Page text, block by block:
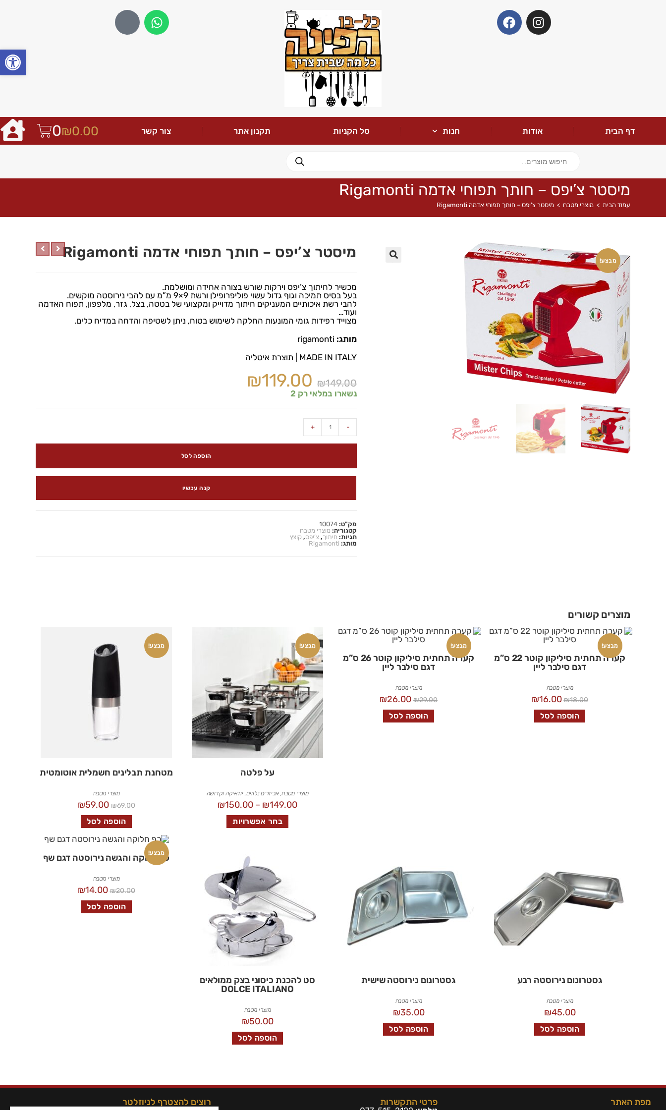
דף הבית אודות חנות סל הקניות תקנון אתר צור קשר ₪0.00
0
מיסטר צ’יפס – חותך תפוחי אדמה Rigamonti
עמוד הבית > מוצרי מטבח > מיסטר צ’יפס – חותך תפוחי אדמה Rigamonti
מבצע! מיסטר צ’יפס – חותך תפוחי אדמה Rigamonti
מכשיר לחיתוך צ’יפס וירקות שורש בצורה אחידה ומושלמת.
בעל בסיס תמיכה וגוף גדול עשוי פוליפרופילן ורשת 9×9 מ”מ עם להבי נירוסטה מוקשים.
להבי רשת איכותיים המעניקים חיתוך מדוייק ומקצועי של בטטה, בצל, גזר, מלפפון, תפוח האדמה
ועוד…
מצוייד רפידות גומי המונעות החלקה לשימוש בטוח, ניתן לשטיפה והדחה במדיח כלים.
מותג: rigamonti
MADE IN ITALY | תוצרת איטליה
₪149.00
₪119.00
נשארו במלאי רק 2
-
+
הוספה לסל
קנה עכשיו
מק"ט: 10074
קטגוריה: מוצרי מטבח
תגיות: חיתוך, צ’יפס, קוצץ
מותג: Rigamonti
מוצרים קשורים
מבצע!
קערה תחתית סיליקון קוטר 22 ס”מ
דגם סילבר ליין
מוצרי מטבח
₪18.00
₪16.00
הוספה לסל
מבצע!
קערה תחתית סיליקון קוטר 26 ס”מ
דגם סילבר ליין
מוצרי מטבח
₪29.00
₪26.00
הוספה לסל
מבצע!
על פלטה
מוצרי מטבח,אביזרים נלווים, יודאיקה וקדושה
₪149.00
–
₪150.00
בחר אפשרויות
מבצע!
מטחנת תבלינים חשמלית אוטומטית
מוצרי מטבח
₪69.00
₪59.00
הוספה לסל
גסטרונום נירוסטה רבע
מוצרי מטבח
₪45.00
הוספה לסל
גסטרונום נירוסטה שישית
מוצרי מטבח
₪35.00
הוספה לסל
סט להכנת כיסוני בצק ממולאים
DOLCE ITALIANO
מוצרי מטבח
₪50.00
הוספה לסל
מבצע!
כף חלוקה והגשה נירוסטה דגם שף
מוצרי מטבח
₪20.00
₪14.00
הוספה לסל
מפת האתר פרטי התקשרות רוצים להצטרף לניוזלטר